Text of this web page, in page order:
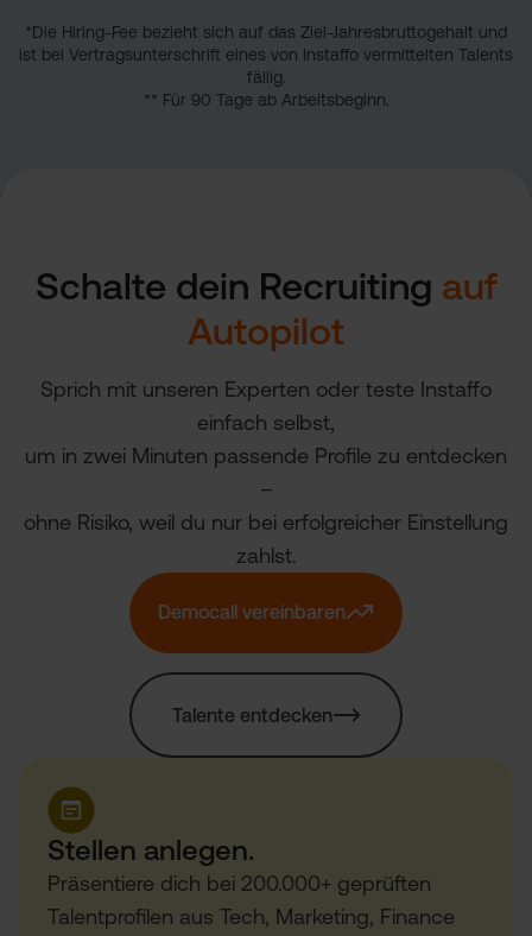
*Die Hiring-Fee bezieht sich auf das Ziel-Jahresbruttogehalt und
ist bei Vertragsunterschrift eines von Instaffo vermittelten Talents
fällig.
** Für 90 Tage ab Arbeitsbeginn.
Stellen anlegen.
Präsentiere dich bei 200.000+ geprüften
Talentprofilen aus Tech, Marketing, Finance
Schalte dein Recruiting auf
Autopilot
Sprich mit unseren Experten oder teste Instaffo
einfach selbst,
um in zwei Minuten passende Profile zu entdecken
–
ohne Risiko, weil du nur bei erfolgreicher Einstellung
zahlst.
Democall vereinbaren
Talente entdecken